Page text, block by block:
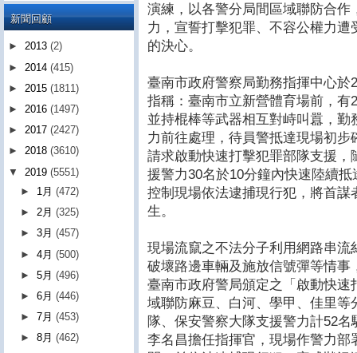
演練，以各警分局間區域聯防合
力，宣誓打擊犯罪、不容公權力
的決心。
臺南市政府警察局勤務指揮中心
指稱：臺南市立新營體育場前，
並持棍棒等武器相互對峙叫囂，
力前往處理，待員警抵達現場初
請求啟動快速打擊犯罪部隊支援
援警力30名於10分鐘內快速陸續
控制現場依法逮捕現行犯，將首
生。
現場流竄之不法分子利用網路串
破壞路邊車輛及施放信號彈等情
臺南市政府警局頒定之「啟動快
域聯防麻豆、白河、學甲、佳里
隊、保安警察大隊支援警力計52
李名昌擔任指揮官，現場作警力
新聞回顧
► 2013 (2)
► 2014 (415)
► 2015 (1811)
► 2016 (1497)
► 2017 (2427)
► 2018 (3610)
▼ 2019 (5551)
► 1月(472)
►2月(325)
►3月(457)
►4月(500)
►5月(496)
►6月(446)
►7月(453)
►8月(462)